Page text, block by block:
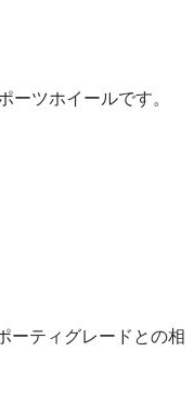
ーツホイールです。
ーティグレードとの相